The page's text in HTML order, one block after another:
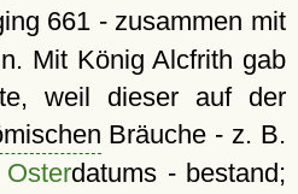
661 - zusammen mit
Mit König Alcfrith gab
weil dieser auf der
Bräuche - z. B.
Osterdatums - bestand;